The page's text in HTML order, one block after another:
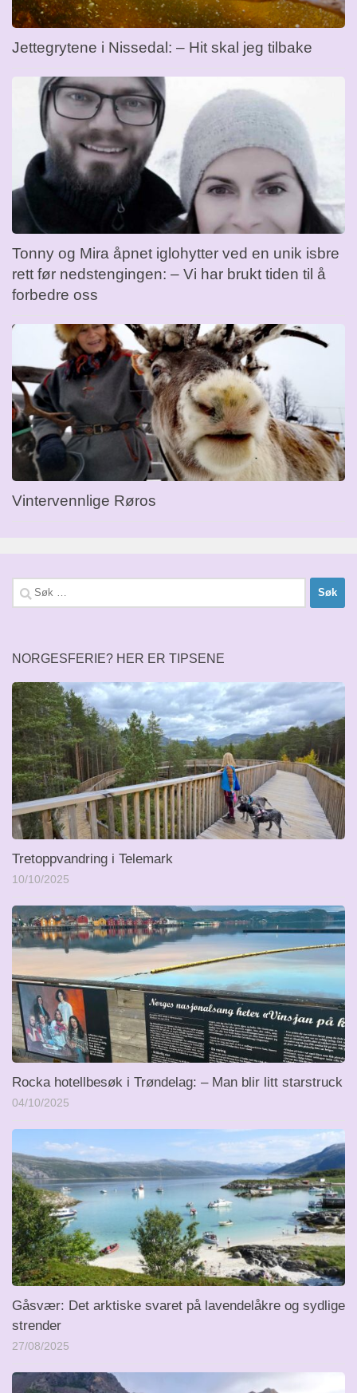
Jettegrytene i Nissedal: – Hit skal jeg tilbake
Tonny og Mira åpnet iglohytter ved en unik isbre
rett før nedstengingen: – Vi har brukt tiden til å
forbedre oss
Vintervennlige Røros
Søk
etter:
NORGESFERIE? HER ER TIPSENE
Tretoppvandring i Telemark
10/10/2025
Rocka hotellbesøk i Trøndelag: – Man blir litt starstruck
04/10/2025
Gåsvær: Det arktiske svaret på lavendelåkre og sydlige
strender
27/08/2025